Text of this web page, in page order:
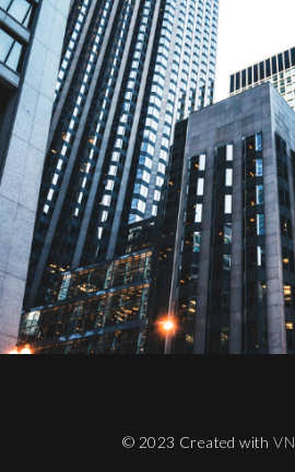
© 2023 Created with